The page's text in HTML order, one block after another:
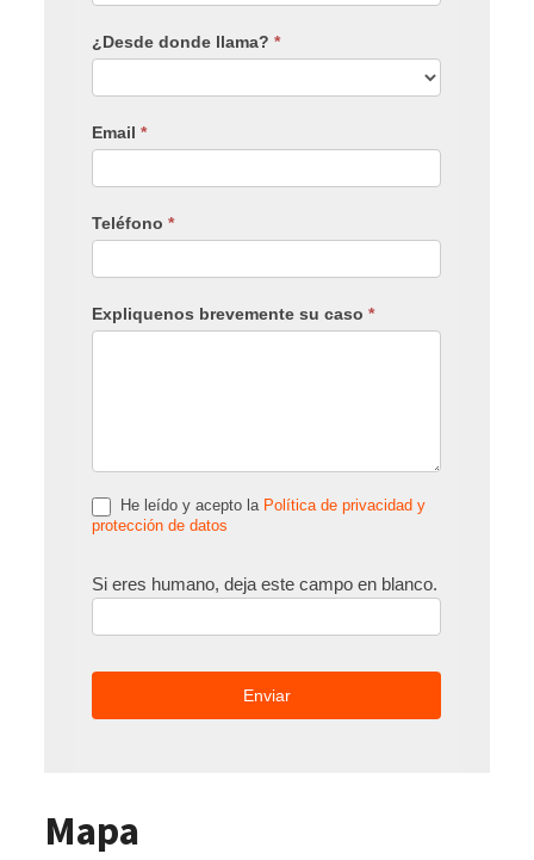
¿Desde donde llama?*
Email*
Teléfono*
Expliquenos brevemente su caso*
He leído y acepto la Política de privacidad y
protección de datos
Si eres humano, deja este campo en blanco.
Mapa